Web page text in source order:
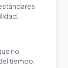
no
tiempo.